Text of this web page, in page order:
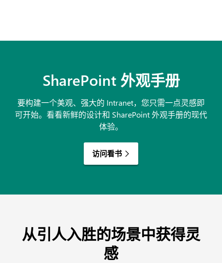
SharePoint 外观手册
要构建一个美观、强大的 Intranet，您只需一点灵感即
可开始。看看新鲜的设计和 SharePoint 外观手册的现代
体验。
访问看书
从引人入胜的场景中获得灵
感